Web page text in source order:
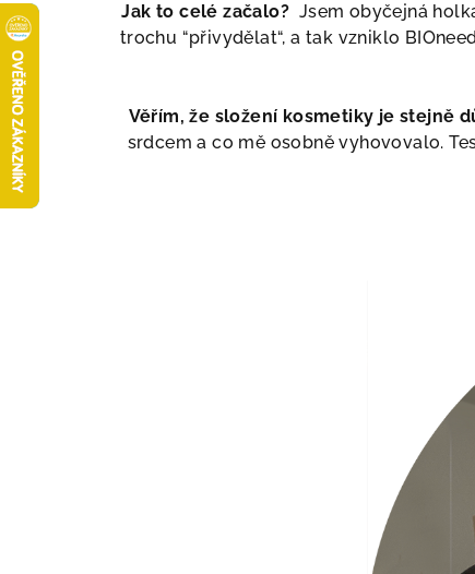
Jak to celé začalo? Jsem obyčejná
trochu “přivydělat“, a tak vzniklo
Věřím, že složení kosmetiky je stejně
srdcem a co mě osobně vyhovovalo.